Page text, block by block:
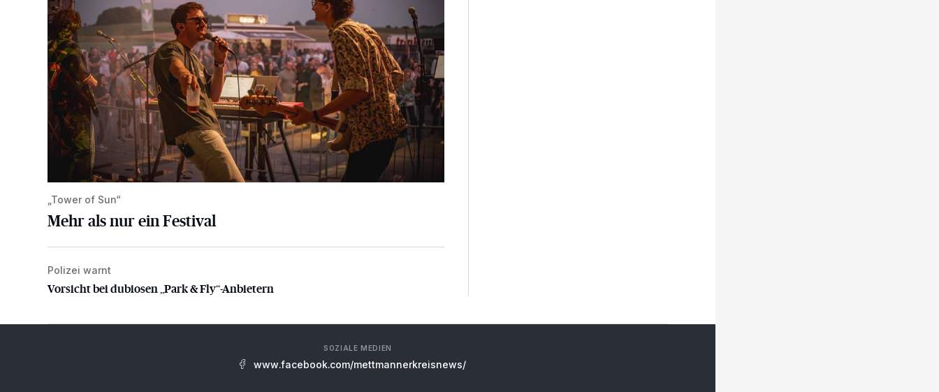
„Tower of Sun“
Mehr als nur ein Festival
Vorsicht bei dubiosen „Park & Fly“-Anbietern
Polizei warnt
Vorsicht bei dubiosen „Park & Fly“-Anbietern
SOZIALE MEDIEN
www.facebook.com/mettmannerkreisnews/